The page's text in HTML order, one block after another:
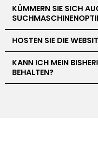
KÜMMERN SIE SICH
HOSTEN SIE DIE
KANN ICH MEIN
BEHALTEN?